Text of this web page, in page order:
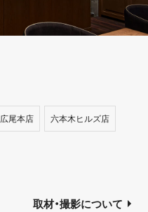
広尾本店 六本木ヒルズ店
取材・撮影について